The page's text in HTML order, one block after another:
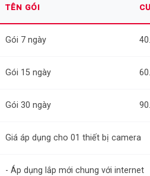
TÊN GÓI
Gói 7 ngày
Gói 15 ngày
Gói 30 ngày
Giá áp dụng cho 01 thiết bị camera
- Áp dụng lắp mới chung với internet